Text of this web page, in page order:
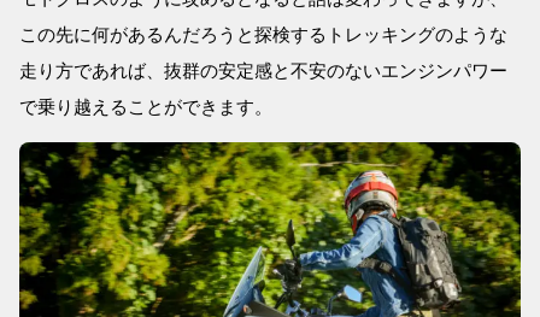
この先に何があるんだろうと探検するトレッキングのような
走り方であれば、抜群の安定感と不安のないエンジンパワー
で乗り越えることができます。